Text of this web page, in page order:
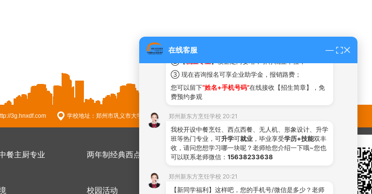
在线客服
业！
①不看成绩免试入学，初中，高中，中专生
②【就业专业】校企定向委培，引荐就业单位；
③ 现在咨询报名可享企业助学金，报销路费；
您可以留下“姓名+手机号码”在线接收【招生简章】，免
费预约参观
郑州新东方烹饪学校 20:21
我校开设中餐烹饪、西点西餐、无人机、形象设计、升学
班等热门专业，可升学可就业 ，毕业享受学历+技能双丰
收，请问您想学习哪一块呢？老师给您介绍一下哦~您也
可以联系老师微信： 15638233638
郑州新东方烹饪学校 20:21
【新同学福利】这样吧，您的手机号/微信是多少？老师